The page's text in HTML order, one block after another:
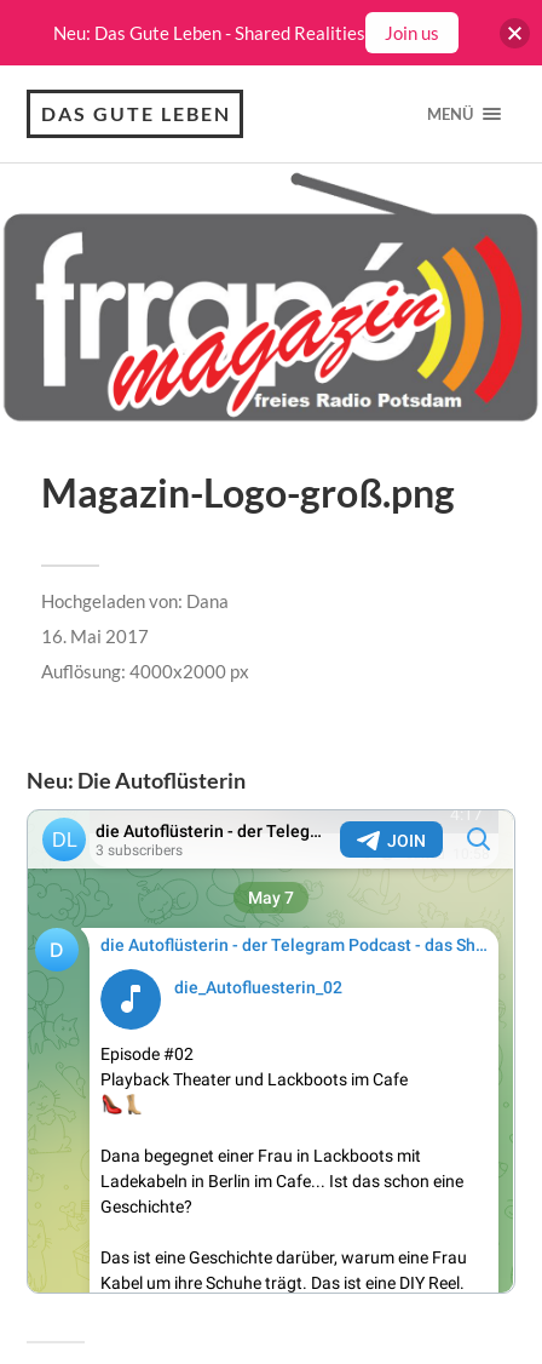
DAS GUTE LEBEN MENÜ
Magazin-Logo-groß.png
Hochgeladen von: Dana
16. Mai 2017
Auflösung: 4000x2000 px
Neu: Die Autoflüsterin
Neu: Das Gute Leben - Shared Realities Join us